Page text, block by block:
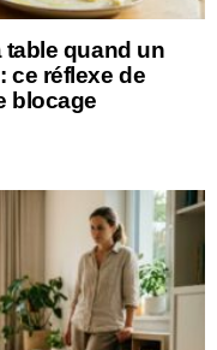
table quand un
ce réflexe de
blocage